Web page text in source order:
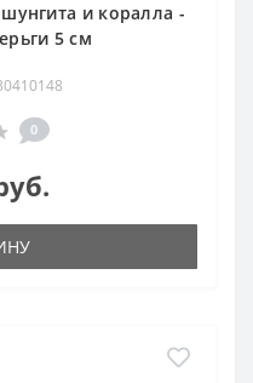
и коралла -
5 см
0